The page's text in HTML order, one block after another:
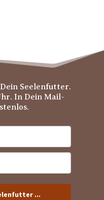
Seelenfutter.
In Dein Mail-
...